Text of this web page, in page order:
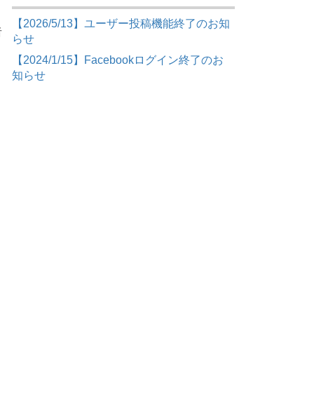
【2026/5/13】ユーザー投稿機能終了のお知
らせ
【2024/1/15】Facebookログイン終了のお
知らせ